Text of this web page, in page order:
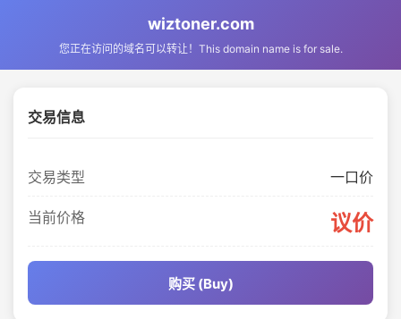
wiztoner.com
您正在访问的域名可以转让！This domain name is for sale.
交易信息
交易类型 一口价
当前价格 议价
购买 (Buy)